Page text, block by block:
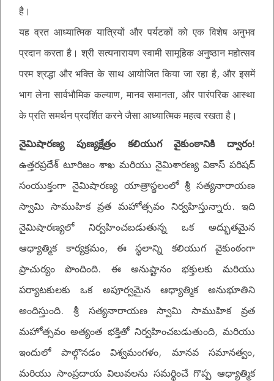
है।
यह व्रत आध्यात्मिक यात्रियों और पर्यटकों को एक विशेष अनुभव
प्रदान करता है। श्री सत्यनारायण स्वामी सामूहिक अनुष्ठान महोत्सव
परम श्रद्धा और भक्ति के साथ आयोजित किया जा रहा है, और इसमें
भाग लेना सार्वभौमिक कल्याण, मानव समानता, और पारंपरिक आस्था
के प्रति समर्थन प्रदर्शित करने जैसा आध्यात्मिक महत्व रखता है।
నైమిషారణ్య పుణ్యక్షేత్రం కలియుగ వైకుంఠానికి ద్వారం!
ఉత్తరప్రదేశ్ టూరిజం శాఖ మరియు నైమిశారణ్య వికాస్ పరిషద్
సంయుక్తంగా నైమిషారణ్య యాత్రాస్థలంలో శ్రీ సత్యనారాయణ
స్వామి సాముహిక వ్రత మహోత్సవం నిర్వహిస్తున్నారు. ఇది
నైమిషారణ్యలో నిర్వహించబడుతున్న ఒక అద్భుతమైన
ఆధ్యాత్మిక కార్యక్రమం, ఈ స్థలాన్ని కలియుగ వైకుంఠంగా
ప్రాచుర్యం పొందింది. ఈ అనుష్టానం భక్తులకు మరియు
పర్యాటకులకు ఒక అపూర్వమైన ఆధ్యాత్మిక అనుభూతిని
అందిస్తుంది. శ్రీ సత్యనారాయణ స్వామి సాముహిక వ్రత
మహోత్సవం అత్యంత భక్తితో నిర్వహించబడుతుంది, మరియు
ఇందులో పాల్గొనడం విశ్వమంగళం, మానవ సమానత్వం,
మరియు సాంప్రదాయ విలువలను సమర్థించే గొప్ప ఆధ్యాత్మిక